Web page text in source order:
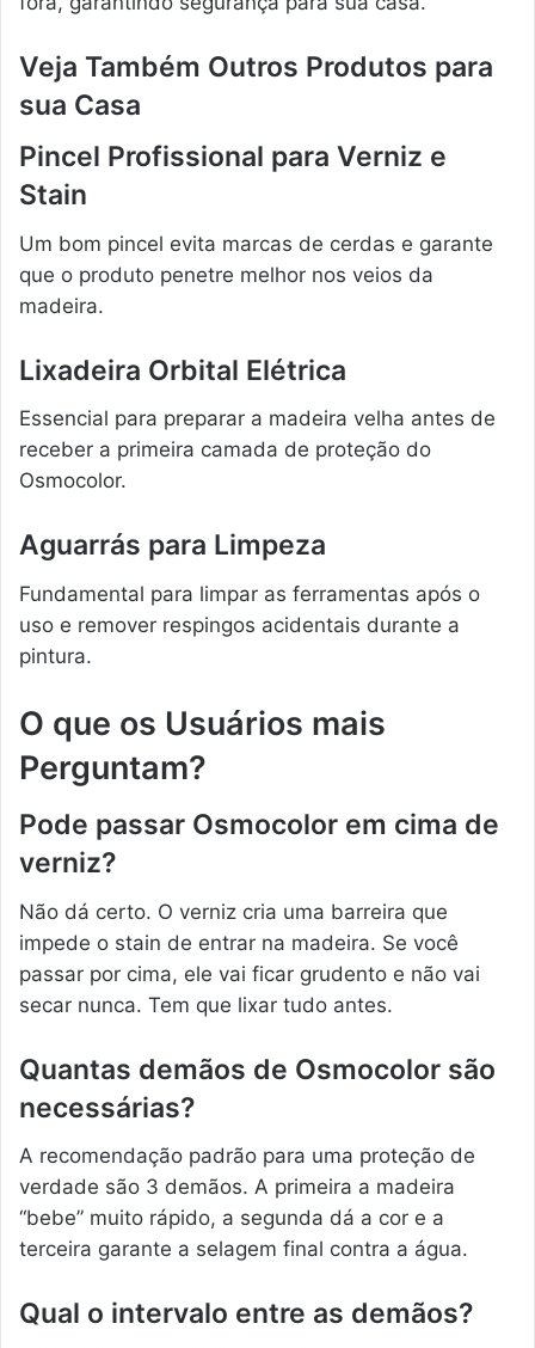
Veja Também Outros Produtos para
sua Casa
Pincel Profissional para Verniz e
Stain
Um bom pincel evita marcas de cerdas e garante
que o produto penetre melhor nos veios da
madeira.
Lixadeira Orbital Elétrica
Essencial para preparar a madeira velha antes de
receber a primeira camada de proteção do
Osmocolor.
Aguarrás para Limpeza
Fundamental para limpar as ferramentas após o
uso e remover respingos acidentais durante a
pintura.
O que os Usuários mais
Perguntam?
Pode passar Osmocolor em cima de
verniz?
Não dá certo. O verniz cria uma barreira que
impede o stain de entrar na madeira. Se você
passar por cima, ele vai ficar grudento e não vai
secar nunca. Tem que lixar tudo antes.
Quantas demãos de Osmocolor são
necessárias?
A recomendação padrão para uma proteção de
verdade são 3 demãos. A primeira a madeira
“bebe” muito rápido, a segunda dá a cor e a
terceira garante a selagem final contra a água.
Qual o intervalo entre as demãos?